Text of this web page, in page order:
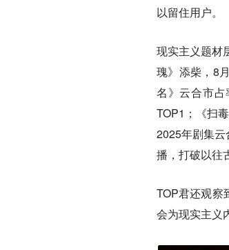
以留住用户。
现实主义题材
瑰》添柴，8
名》云合市
TOP1；《扫
2025年剧集云
播，打破以往
TOP君还观察
会为现实主义